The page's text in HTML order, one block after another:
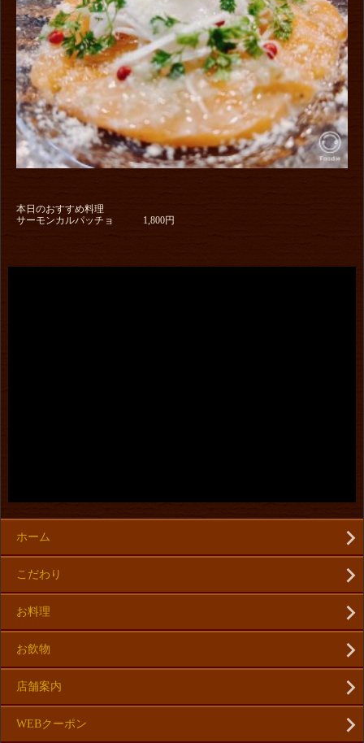
本日のおすすめ料理
サーモンカルパッチョ 1,800円
ホーム
こだわり
お料理
お飲物
店舗案内
WEBクーポン